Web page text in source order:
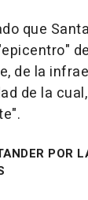
que
de la
de la
POR